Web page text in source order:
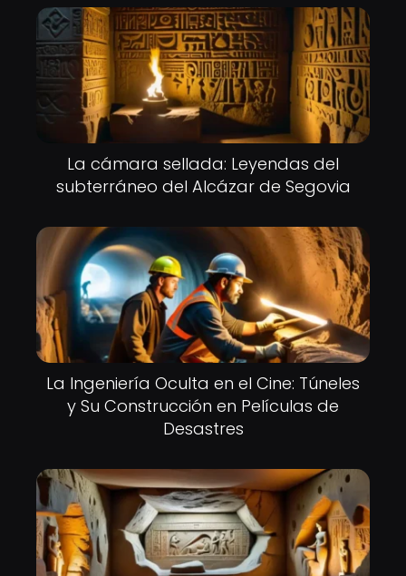
La cámara sellada: Leyendas del
subterráneo del Alcázar de Segovia
La Ingeniería Oculta en el Cine: Túneles
y Su Construcción en Películas de
Desastres